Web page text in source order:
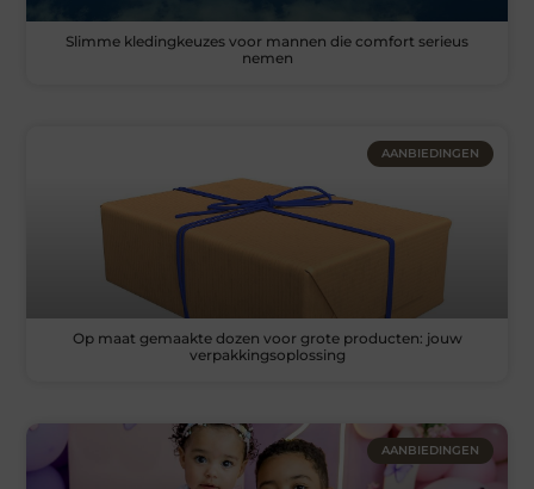
Slimme kledingkeuzes voor mannen die comfort serieus
nemen
AANBIEDINGEN
Op maat gemaakte dozen voor grote producten: jouw
verpakkingsoplossing
AANBIEDINGEN